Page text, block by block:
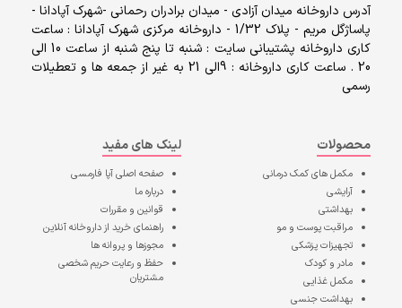
آدرس داروخانه میدان آزادی - میدان برادران رحمانی -شهرک آپادانا -
پاساژگل مریم - پلاک 1/32 - داروخانه مرکزی شهرک آپادانا : ساعت
کاری داروخانه پشتیبانی سایت : شنبه تا پنج شنبه از ساعت 10 الی
20 . ساعت کاری داروخانه : 9الی 21 به غیر از جمعه ها و تعطیلات
رسمی
محصولات
مکمل های کمک درمانی
آرایشی
بهداشتی
مراقبت پوست و مو
تجهیزات پزشکی
مادر و کودک
مکمل غذایی
بهداشت جنسی
لینک های مفید
صفحه اصلیآپا فارمسی
درباره ما
قوانین و مقررات
راهنمای خرید از داروخانه آنلاین
مجوزها و پروانه ها
حفظ و رعایت حریم شخصی
مشتریان